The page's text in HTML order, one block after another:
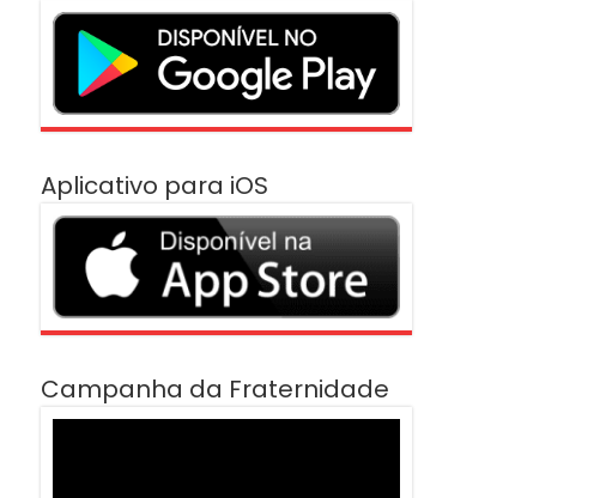
Aplicativo para iOS
Campanha da Fraternidade